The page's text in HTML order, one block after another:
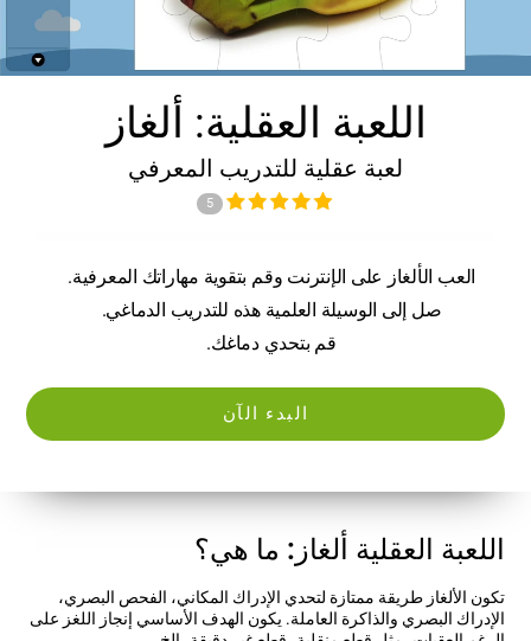
اللعبة العقلية: ألغاز
لعبة عقلية للتدريب المعرفي
5
العب الألغاز على الإنترنت وقم بتقوية مهاراتك المعرفية.
صل إلى الوسيلة العلمية هذه للتدريب الدماغي.
قم بتحدي دماغك.
البدء الآن
اللعبة العقلية ألغاز: ما هي؟
تكون الألغاز طريقة ممتازة لتحدي الإدراك المكاني، الفحص البصري،
الإدراك البصري والذاكرة العاملة. يكون الهدف الأساسي إنجاز اللغز على